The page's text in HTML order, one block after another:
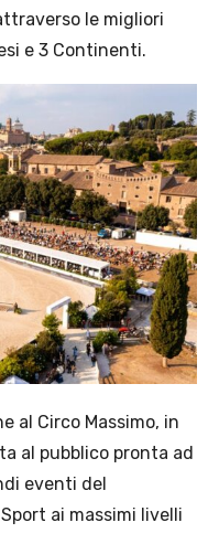
le migliori
e 3 Continenti.
al Circo Massimo, in
al pubblico pronta ad
eventi del
ai massimi livelli